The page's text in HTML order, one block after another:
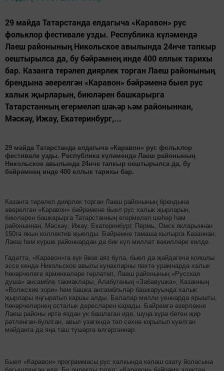
29 майда Татарстанда елдагыча «Каравон» рус
фольклор фестивале узды. Республика күләмендә
Лаеш районының Никольское авылында 24нче тапкыр
оештырылса да, бу бәйрәмнең инде 400 еллык тарихы
бар. Казанга терәлеп диярлек торган Лаеш районының
брендына әверелгән «Каравон» бәйрәменә быел рус
халык җырларын, биюләрен башкарырга
Татарстанның егермеләп шәһәр һәм районыннан,
Мәскәү, Ижау, Екатеринбург,...
29 майда Татарстанда елдагыча «Каравон» рус фольклор
фестивале узды. Республика күләмендә Лаеш районының
Никольское авылында 24нче тапкыр оештырылса да, бу
бәйрәмнең инде 400 еллык тарихы бар.
Казанга терәлеп диярлек торган Лаеш районының брендына
әверелгән «Каравон» бәйрәменә быел рус халык җырларын,
биюләрен башкарырга Татарстанның егермеләп шәһәр һәм
районыннан, Мәскәү, Ижау, Екатеринбург, Пермь, Омск якларыннан
150гә якын коллектив җыелды. Бәйрәмне тамаша кылырга Казаннан,
Лаеш һәм күрше районнардан да бик күп милләт вәкилләре килде.
Гадәттә, «Каравон»га күк йөзе аяз була, быел да җәйдәгечә кояшлы
эссе көндә Никольское авылы кунакларны пөхтә урамнардә халык
һөнәрчелеге ярминкәләре гөрләтеп, Лаеш районының «Русская
душа» ансамбле такмаклары, Алабуганың «Забавушка», Казанның
«Волжские зори» һәм башка ансамбльләр башкаруында халык
җырлары яңгыратып каршы алды. Балалар милли уеннарда ярышты,
һөнәрчеләрнең осталык дәресләрен карады. Бәйрәмгә әзерлекне
Лаеш районы иртә яздан ук башлаган иде, шуңа күрә бөтен җир
рәтләнгән-буялган, авыл үзәгендә төп сәхнә корылып куелган
мәйданга да яңа таш түшәргә өлгергәннәр.
Быел «Каравон» программасы рус халкында кәләш озату йоласына